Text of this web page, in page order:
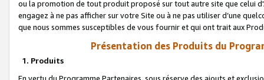
ou la promotion de tout produit proposé sur tout autre site que celui
engagez à ne pas afficher sur votre Site ou à ne pas utiliser d’une
que nous sommes susceptibles de vous fournir et qui ont trait aux
Présentation des Produits du
1. Produits